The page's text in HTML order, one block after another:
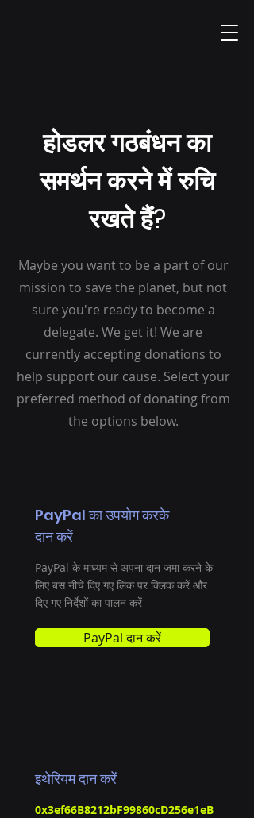
होडलर गठबंधन का
समर्थन करने में रुचि
रखते हैं?
Maybe you want to be a part of our
mission to save the planet, but not
sure you're ready to become a
delegate. We get it! We are
currently accepting donations to
help support our cause. Select your
preferred method of donating from
the options below.
PayPal का उपयोग करके
दान करें
PayPal के माध्यम से अपना दान जमा करने के
लिए बस नीचे दिए गए लिंक पर क्लिक करें और
दिए गए निर्देशों का पालन करें
PayPal दान करें
इथेरियम दान करें
0x3ef66B8212bF99860cD256e1eB